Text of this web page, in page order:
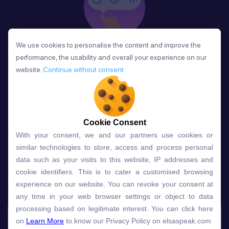
Phản Hồi
Sau mỗi bài học, người học nhận phản hồi về phát
âm và ngữ pháp ngay lập tức, giúp cải thiện kỹ năng
và tiến bộ nhanh chóng.
Lựa chọn gói học ELSA dành
cho bạn
Gói học Free Premium
Speech Analyzer
We use cookies to personalise the content and improve the
performance, the usability and overall your experience on our
website. Continue without consent
Cookie Consent
With your consent, we and our partners use cookies or
similar technologies to store, access and process personal
data such as your visits to this website, IP addresses and
cookie identifiers. This is to cater a customised browsing
experience on our website. You can revoke your consent at
any time in your web browser settings or object to data
processing based on legitimate interest. You can click here
on Learn More to know our Privacy Policy on elsaspeak.com
We use cookies to personalise the content and improve the
performance, the usability and overall your experience on our
website. Continue without consent
Cookie Consent
With your consent, we and our partners use cookies or
similar technologies to store, access and process personal
data such as your visits to this website, IP addresses and
cookie identifiers. This is to cater a customised browsing
experience on our website. You can revoke your consent at
any time in your web browser settings or object to data
processing based on legitimate interest. You can click here
on Learn More to know our Privacy Policy on elsaspeak.com